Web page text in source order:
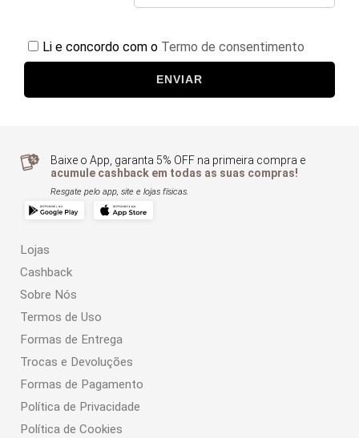
Li e concordo com o Termo de consentimento
ENVIAR
Baixe o App, garanta 5% OFF na primeira compra e
acumule cashback em todas as suas compras!
Resgate pelo app, site e lojas físicas.
Lojas
Cashback
Sobre Nós
Termos de Uso
Formas de Entrega
Trocas e Devoluções
Formas de Pagamento
Política de Privacidade
Política de Cookies